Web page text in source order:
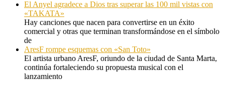
El Anyel agradece a Dios tras superar las 100 mil vistas con
«TAKATA»
Hay canciones que nacen para convertirse en un éxito
comercial y otras que terminan transformándose en el símbolo
de
AresF rompe esquemas con «San Toto»
El artista urbano AresF, oriundo de la ciudad de Santa Marta,
continúa fortaleciendo su propuesta musical con el
lanzamiento